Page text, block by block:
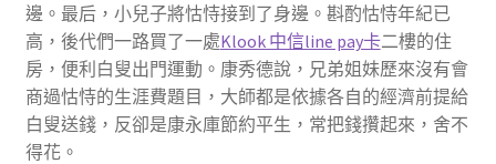
邊。最后，小兒子將怙恃接到了身邊。斟酌怙恃年紀已
高，後代們一路買了一處Klook 中信line pay卡二樓的住
房，便利白叟出門運動。康秀德說，兄弟姐妹歷來沒有會
商過怙恃的生涯費題目，大師都是依據各自的經濟前提給
白叟送錢，反卻是康永庫節約平生，常把錢攢起來，舍不
得花。